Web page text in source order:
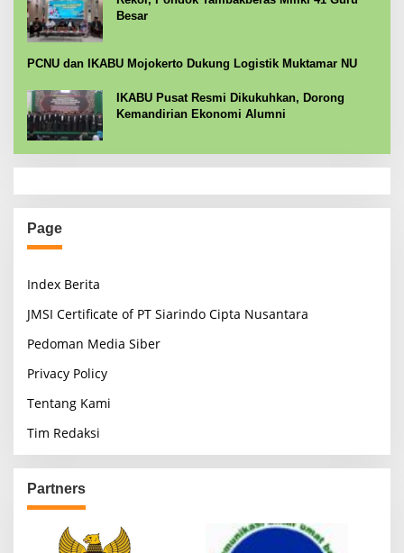
Besar
PCNU dan IKABU Mojokerto Dukung Logistik Muktamar NU
IKABU Pusat Resmi Dikukuhkan, Dorong
Kemandirian Ekonomi Alumni
Page
Index Berita
JMSI Certificate of PT Siarindo Cipta Nusantara
Pedoman Media Siber
Privacy Policy
Tentang Kami
Tim Redaksi
Partners